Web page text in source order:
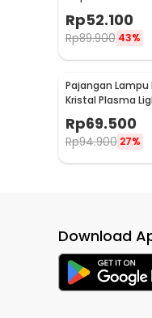
Rp52.100
Rp89.900 43%
Pajangan Lampu
Kristal Plasma
- ZC211700
Rp69.500
Rp94.900 27%
Download